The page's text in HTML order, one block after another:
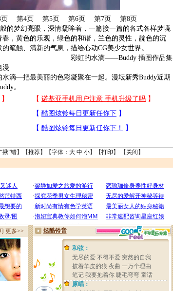
第4页 第5页 第6页 第7页
第8页
梦幻亮眼，深情凝眸着，一篇接一篇的各式各样梦境
，黄色的乐观，绿色的和谐，兰色的灵性，靛色的沉
笔触、清新的气息，描绘心动CG美少女世界。
彩虹的水滴——Buddy 插图作品集
漫
—把最美丽的色彩凝聚在一起。漫坛新秀Buddy近期
。
揪”错】【推荐】【字体： 大 中 小】【打印 】 【 关闭 】